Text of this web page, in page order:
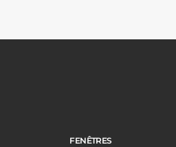
FENÊTRES